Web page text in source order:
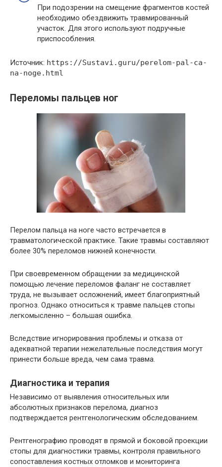
При подозрении на смещение фрагментов костей
необходимо обездвижить травмированный
участок. Для этого используют подручные
приспособления.
Источник: https://Sustavi.guru/perelom-pal-ca-
na-noge.html
Переломы пальцев ног
Перелом пальца на ноге часто встречается в
травматологической практике. Такие травмы составляют
более 30% переломов нижней конечности.
При своевременном обращении за медицинской
помощью лечение переломов фаланг не составляет
труда, не вызывает осложнений, имеет благоприятный
прогноз. Однако относиться к травме пальцев стопы
легкомысленно – большая ошибка.
Вследствие игнорирования проблемы и отказа от
адекватной терапии нежелательные последствия могут
принести больше вреда, чем сама травма.
Диагностика и терапия
Независимо от выявления относительных или
абсолютных признаков перелома, диагноз
подтверждается рентгенологическим обследованием.
Рентгенографию проводят в прямой и боковой проекции
стопы для диагностики травмы, контроля правильного
сопоставления костных отломков и мониторинга